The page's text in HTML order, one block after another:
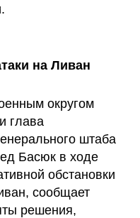
на Ливан
округом
глава
штаба
Басюк в ходе
обстановки
сообщает
решения,